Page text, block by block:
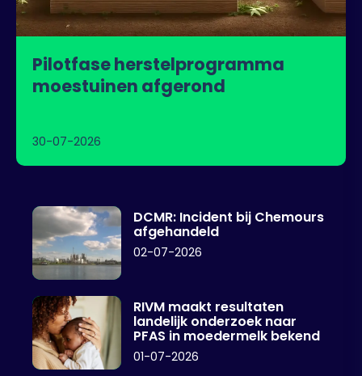
Pilotfase herstelprogramma
moestuinen afgerond
30-07-2026
DCMR: Incident bij Chemours
afgehandeld
02-07-2026
RIVM maakt resultaten
landelijk onderzoek naar
PFAS in moedermelk bekend
01-07-2026